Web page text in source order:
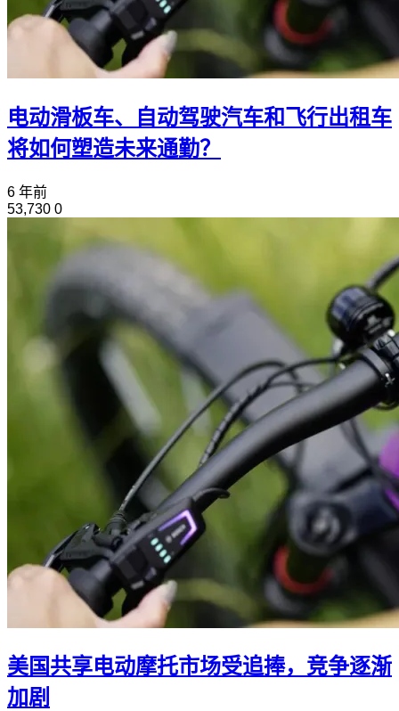
电动滑板车、自动驾驶汽车和飞行出租车
将如何塑造未来通勤？
6 年前
53,730 0
美国共享电动摩托市场受追捧，竞争逐渐
加剧